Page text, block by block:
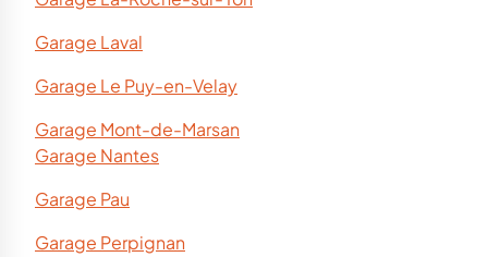
Garage Laval
Garage Le Puy-en-Velay
Garage Mont-de-Marsan
Garage Nantes
Garage Pau
Garage Perpignan